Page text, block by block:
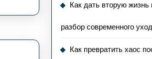
уборкиКак дать вторую жизнь
разбор современного
Как превратить хаос